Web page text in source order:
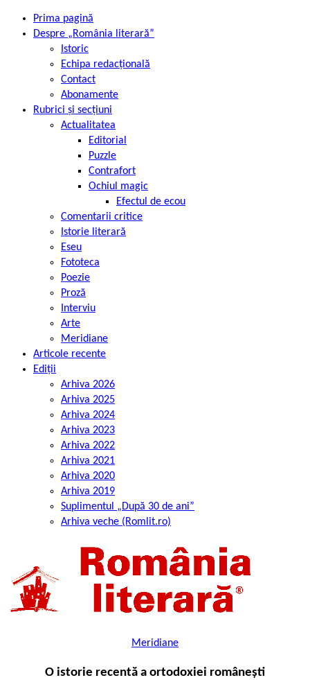
Prima pagină
Despre „România literară”
Istoric
Echipa redacțională
Contact
Abonamente
Rubrici și secțiuni
Actualitatea
Editorial
Puzzle
Contrafort
Ochiul magic
Efectul de ecou
Comentarii critice
Istorie literară
Eseu
Fototeca
Poezie
Proză
Interviu
Arte
Meridiane
Articole recente
Ediții
Arhiva 2026
Arhiva 2025
Arhiva 2024
Arhiva 2023
Arhiva 2022
Arhiva 2021
Arhiva 2020
Arhiva 2019
Suplimentul „După 30 de ani”
Arhiva veche (Romlit.ro)
Meridiane
O istorie recentă a ortodoxiei românești